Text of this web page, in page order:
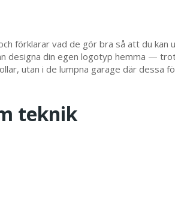
förklarar vad de gör bra så att du
designa din egen logotyp hemma —
utan i de lumpna garage där dessa
teknik